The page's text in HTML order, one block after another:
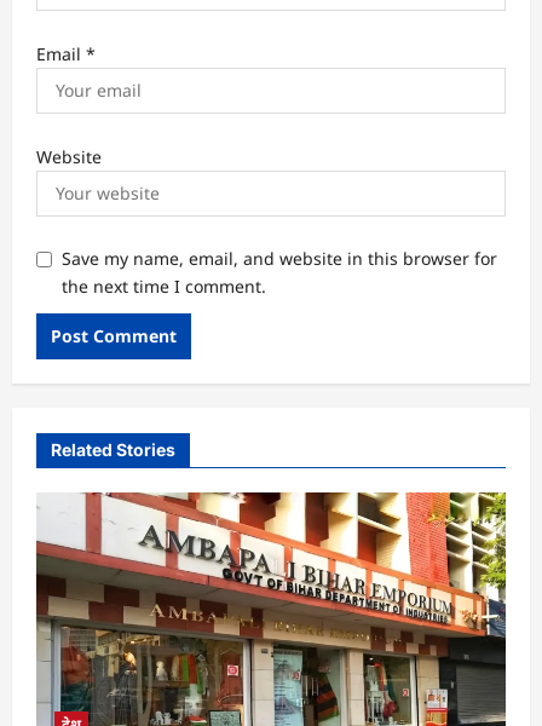
Email *
Website
Save my name, email, and website in this browser for
the next time I comment.
Related Stories